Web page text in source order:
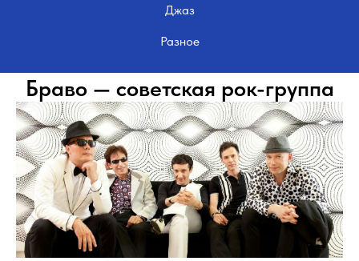
Джаз
Разное
Браво — советская рок-группа